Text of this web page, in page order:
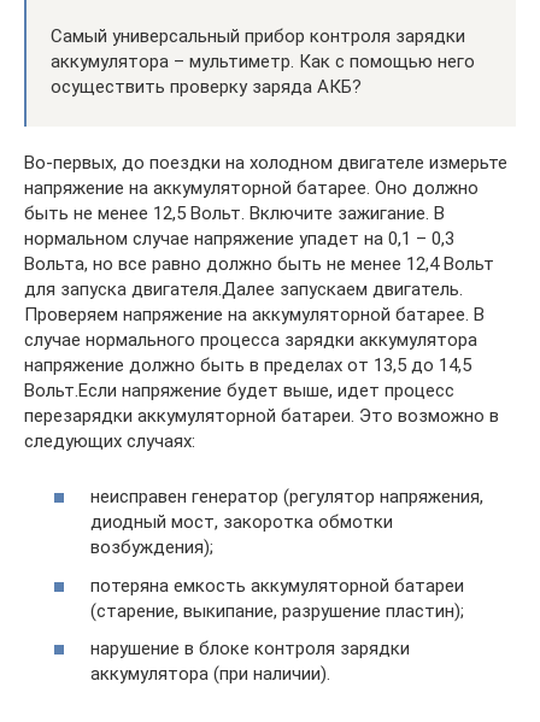
Самый универсальный прибор контроля зарядки
аккумулятора – мультиметр. Как с помощью него
осуществить проверку заряда АКБ?
Во-первых, до поездки на холодном двигателе измерьте
напряжение на аккумуляторной батарее. Оно должно
быть не менее 12,5 Вольт. Включите зажигание. В
нормальном случае напряжение упадет на 0,1 – 0,3
Вольта, но все равно должно быть не менее 12,4 Вольт
для запуска двигателя.Далее запускаем двигатель.
Проверяем напряжение на аккумуляторной батарее. В
случае нормального процесса зарядки аккумулятора
напряжение должно быть в пределах от 13,5 до 14,5
Вольт.Если напряжение будет выше, идет процесс
перезарядки аккумуляторной батареи. Это возможно в
следующих случаях:
неисправен генератор (регулятор напряжения,
диодный мост, закоротка обмотки
возбуждения);
потеряна емкость аккумуляторной батареи
(старение, выкипание, разрушение пластин);
нарушение в блоке контроля зарядки
аккумулятора (при наличии).